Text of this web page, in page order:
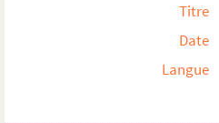
Titre
Date
Langue